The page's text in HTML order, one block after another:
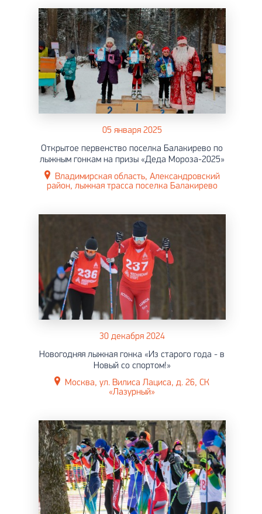
05 января 2025
Открытое первенство поселка Балакирево по
лыжным гонкам на призы «Деда Мороза-2025»
Владимирская область, Александровский
район, лыжная трасса поселка Балакирево
30 декабря 2024
Новогодняя лыжная гонка «Из старого года - в
Новый со спортом!»
Москва, ул. Вилиса Лациса, д. 26, СК
«Лазурный»